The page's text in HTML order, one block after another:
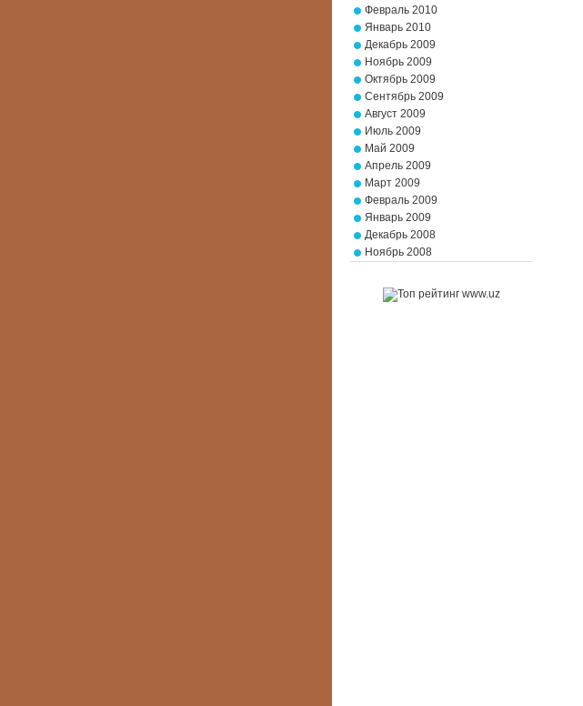
Февраль 2010
Январь 2010
Декабрь 2009
Ноябрь 2009
Октябрь 2009
Сентябрь 2009
Август 2009
Июль 2009
Май 2009
Апрель 2009
Март 2009
Февраль 2009
Январь 2009
Декабрь 2008
Ноябрь 2008